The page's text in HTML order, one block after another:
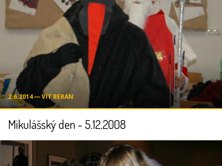
2.6.2014 ― VÍT BERAN
Mikulášský den - 5.12.2008